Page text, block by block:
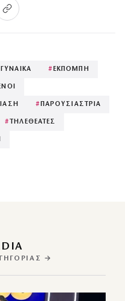
ΓΥΝΑΙΚΑ # ΕΚΠΟΜΠΗ
# ΠΑΡΟΥΣΙΑΣΤΡΙΑ
# ΤΗΛΕΘΕΑΤΕΣ
→